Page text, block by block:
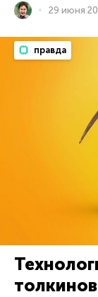
29 июня
правда